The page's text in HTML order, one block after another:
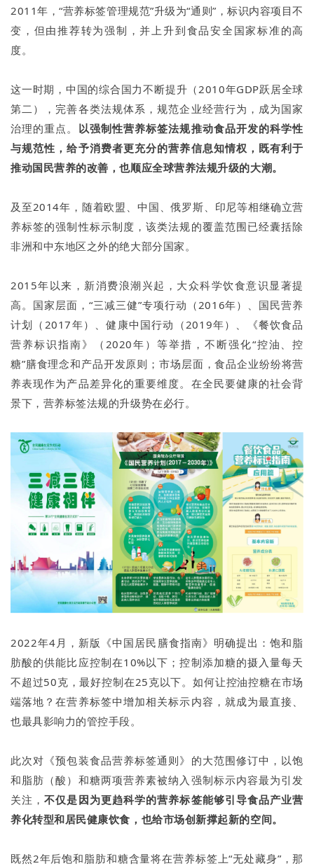
2011年，“营养标签管理规范”升级为“通则”，标识内容项目不
变，但由推荐转为强制，并上升到食品安全国家标准的高
度。
这一时期，中国的综合国力不断提升（2010年GDP跃居全球
第二），完善各类法规体系，规范企业经营行为，成为国家
治理的重点。 以强制性营养标签法规推动食品开发的科学性
与规范性，给予消费者更充分的营养信息知情权，既有利于
推动国民营养的改善，也顺应全球营养法规升级的大潮。
及至2014年，随着欧盟、中国、俄罗斯、印尼等相继确立营
养标签的强制性标示制度，该类法规的覆盖范围已经囊括除
非洲和中东地区之外的绝大部分国家。
2015年以来，新消费浪潮兴起，大众科学饮食意识显著提
高。国家层面，“三减三健”专项行动（2016年）、国民营养
计划（2017年）、健康中国行动（2019年）、《餐饮食品
营养标识指南》（2020年）等举措，不断强化“控油、控
糖”膳食理念和产品开发原则；市场层面，食品企业纷纷将营
养表现作为产品差异化的重要维度。在全民要健康的社会背
景下，营养标签法规的升级势在必行。
2022年4月，新版《中国居民膳食指南》明确提出：饱和脂
肪酸的供能比应控制在10%以下；控制添加糖的摄入量每天
不超过50克，最好控制在25克以下。如何让控油控糖在市场
端落地？在营养标签中增加相关标示内容，就成为最直接、
也最具影响力的管控手段。
此次对《预包装食品营养标签通则》的大范围修订中，以饱
和脂肪（酸）和糖两项营养素被纳入强制标示内容最为引发
关注，不仅是因为更趋科学的营养标签能够引导食品产业营
养化转型和居民健康饮食，也给市场创新撑起新的空间。
既然2年后饱和脂肪和糖含量将在营养标签上“无处藏身”，那